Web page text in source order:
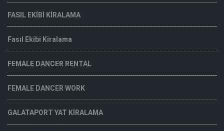
FASIL EKİBİ KİRALAMA
Fasıl Ekibi Kiralama
FEMALE DANCER RENTAL
FEMALE DANCER WORK
GALATAPORT YAT KİRALAMA